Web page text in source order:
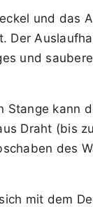
und das
Der
und
Stange kann
Draht (bis
des
mit dem